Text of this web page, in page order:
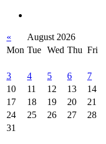
« August 2026
Mon Tue Wed Thu Fri
3
4 5 6 7
10
11 12 13 14
17
18 19 20 21
24
25 26 27 28
31